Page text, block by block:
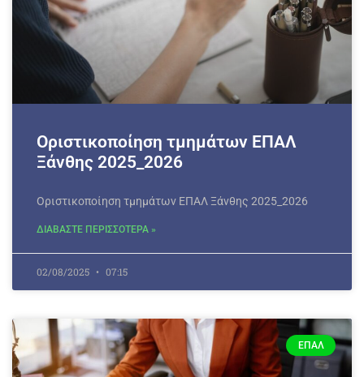
Οριστικοποίηση τμημάτων ΕΠΑΛ
Ξάνθης 2025_2026
Οριστικοποίηση τμημάτων ΕΠΑΛ Ξάνθης 2025_2026
ΔΙΑΒΑΣΤΕ ΠΕΡΙΣΣΟΤΕΡΑ »
02/08/2025 07:15
ΕΠΑΛ